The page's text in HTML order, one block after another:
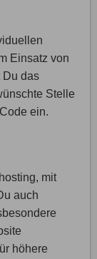
Einsatz von
Du das
Stelle
ein.
mit
auch
höhere